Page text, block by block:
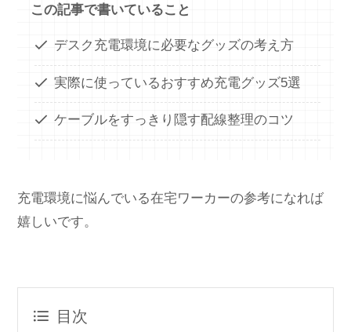
この記事で書いていること
デスク充電環境に必要なグッズの考え方
実際に使っているおすすめ充電グッズ5選
ケーブルをすっきり隠す配線整理のコツ
充電環境に悩んでいる在宅ワーカーの参考になれば
嬉しいです。
目次